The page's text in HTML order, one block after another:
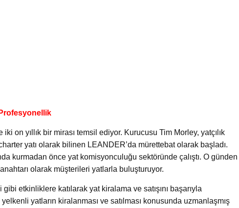
on yıllık bir mirası temsil ediyor. Kurucusu Tim Morley, yatçılık
yatı olarak bilinen LEANDER’da mürettebat olarak başladı.
kurmadan önce yat komisyonculuğu sektöründe çalıştı. O günden
olarak müşterileri yatlarla buluşturuyor.
etkinliklere katılarak yat kiralama ve satışını başarıyla
yatların kiralanması ve satılması konusunda uzmanlaşmış